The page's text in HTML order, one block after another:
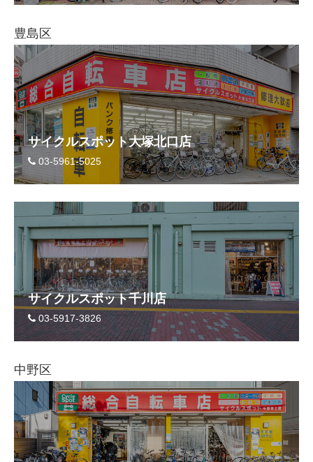
豊島区
サイクルスポット大塚北口店
03-5961-5025
サイクルスポット千川店
03-5917-3826
中野区